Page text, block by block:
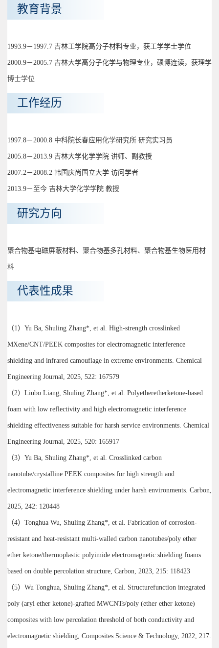
教育背景
1993.9－1997.7 吉林工学院高分子材料专业，获工学学士学位
2000.9－2005.7 吉林大学高分子化学与物理专业，硕博连读，获理学
博士学位
工作经历
1997.8－2000.8 中科院长春应用化学研究所 研究实习员
2005.8－2013.9 吉林大学化学学院 讲师、副教授
2007.2－2008.2 韩国庆尚国立大学 访问学者
2013.9－至今 吉林大学化学学院 教授
研究方向
聚合物基电磁屏蔽材料、聚合物基多孔材料、聚合物基生物医用材
料
代表性成果
（1）Yu Ba, Shuling Zhang*, et al. High-strength crosslinked
MXene/CNT/PEEK composites for electromagnetic interference
shielding and infrared camouflage in extreme environments. Chemical
Engineering Journal, 2025, 522: 167579
（2）Liubo Liang, Shuling Zhang*, et al. Polyetheretherketone-based
foam with low reflectivity and high electromagnetic interference
shielding effectiveness suitable for harsh service environments. Chemical
Engineering Journal, 2025, 520: 165917
（3）Yu Ba, Shuling Zhang*, et al. Crosslinked carbon
nanotube/crystalline PEEK composites for high strength and
electromagnetic interference shielding under harsh environments. Carbon,
2025, 242: 120448
（4）Tonghua Wu, Shuling Zhang*, et al. Fabrication of corrosion-
resistant and heat-resistant multi-walled carbon nanotubes/poly ether
ether ketone/thermoplastic polyimide electromagnetic shielding foams
based on double percolation structure, Carbon, 2023, 215: 118423
（5）Wu Tonghua, Shuling Zhang*, et al. Structurefunction integrated
poly (aryl ether ketone)-grafted MWCNTs/poly (ether ether ketone)
composites with low percolation threshold of both conductivity and
electromagnetic shielding, Composites Science & Technology, 2022, 217: